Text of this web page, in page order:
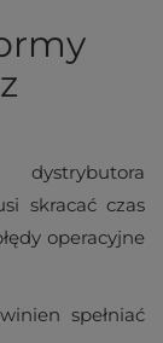
dystrybutora
skracać czas
operacyjne
spełniać